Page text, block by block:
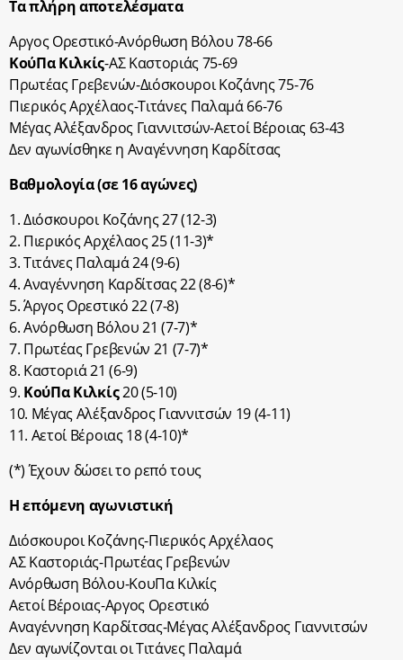
Τα πλήρη αποτελέσματα
Αργος Ορεστικό-Ανόρθωση Βόλου 78-66
ΚούΠα Κιλκίς-ΑΣ Καστοριάς 75-69
Πρωτέας Γρεβενών-Διόσκουροι Κοζάνης 75-76
Πιερικός Αρχέλαος-Τιτάνες Παλαμά 66-76
Μέγας Αλέξανδρος Γιαννιτσών-Αετοί Βέροιας 63-43
Δεν αγωνίσθηκε η Αναγέννηση Καρδίτσας
Βαθμολογία (σε 16 αγώνες)
1. Διόσκουροι Κοζάνης 27 (12-3)
2. Πιερικός Αρχέλαος 25 (11-3)*
3. Τιτάνες Παλαμά 24 (9-6)
4. Αναγέννηση Καρδίτσας 22 (8-6)*
5. Άργος Ορεστικό 22 (7-8)
6. Ανόρθωση Βόλου 21 (7-7)*
7. Πρωτέας Γρεβενών 21 (7-7)*
8. Καστοριά 21 (6-9)
9. ΚούΠα Κιλκίς20 (5-10)
10. Μέγας Αλέξανδρος Γιαννιτσών 19 (4-11)
11. Αετοί Βέροιας 18 (4-10)*
(*) Έχουν δώσει το ρεπό τους
Η επόμενη αγωνιστική
Διόσκουροι Κοζάνης-Πιερικός Αρχέλαος
ΑΣ Καστοριάς-Πρωτέας Γρεβενών
Ανόρθωση Βόλου-ΚουΠα Κιλκίς
Αετοί Βέροιας-Αργος Ορεστικό
Αναγέννηση Καρδίτσας-Μέγας Αλέξανδρος Γιαννιτσών
Δεν αγωνίζονται οι Τιτάνες Παλαμά